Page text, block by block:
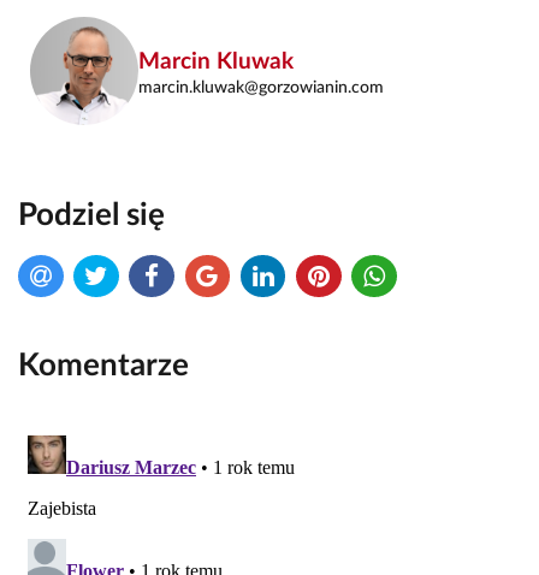
Marcin Kluwak
marcin.kluwak@gorzowianin.com
Podziel się
Komentarze